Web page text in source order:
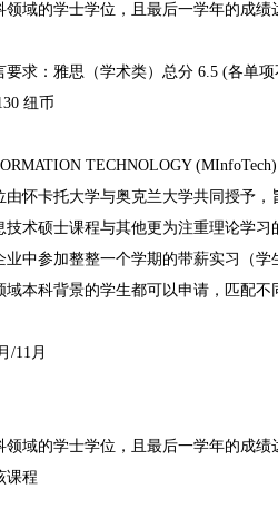
的学士学位，且最后一学年的成绩
：雅思（学术类）总分 6.5 (各单项
纽币
TECHNOLOGY (MInfoTech)
卡托大学与奥克兰大学共同授予，
硕士课程与其他更为注重理论学习
中参加整整一个学期的带薪实习（学
科背景的学生都可以申请，匹配不
11月
的学士学位，且最后一学年的成绩
课程